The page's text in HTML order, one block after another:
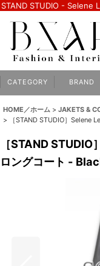
STAND STUDIO - Selene
C A T E G O R Y B R A N D
HOME／ホーム > JAKETS &
>
［STAND STUDIO］Selene
［STAND
ロングコート -